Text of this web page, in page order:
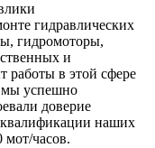
гидравлических
гидромоторы,
и
работы в этой сфере
мы успешно
доверие
наших
мот/часов.